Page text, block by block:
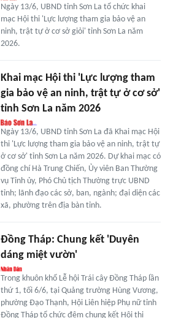
Ngày 13/6, UBND tỉnh Sơn La tổ chức khai
mạc Hội thi 'Lực lượng tham gia bảo vệ an
ninh, trật tự ở cơ sở giỏi' tỉnh Sơn La năm
2026.
Khai mạc Hội thi 'Lực lượng tham
gia bảo vệ an ninh, trật tự ở cơ sở'
tỉnh Sơn La năm 2026
Ngày 13/6, UBND tỉnh Sơn La đã Khai mạc Hội
thi 'Lực lượng tham gia bảo vệ an ninh, trật tự
ở cơ sở' tỉnh Sơn La năm 2026. Dự khai mạc có
đồng chí Hà Trung Chiến, Ủy viên Ban Thường
vụ Tỉnh ủy, Phó Chủ tịch Thường trực UBND
tỉnh; lãnh đạo các sở, ban, ngành; đại diện các
xã, phường trên địa bàn tỉnh.
Đồng Tháp: Chung kết 'Duyên
dáng miệt vườn'
Trong khuôn khổ Lễ hội Trái cây Đồng Tháp lần
thứ 1, tối 6/6, tại Quảng trường Hùng Vương,
phường Đạo Thạnh, Hội Liên hiệp Phụ nữ tỉnh
Đồng Tháp tổ chức đêm chung kết Hội thi